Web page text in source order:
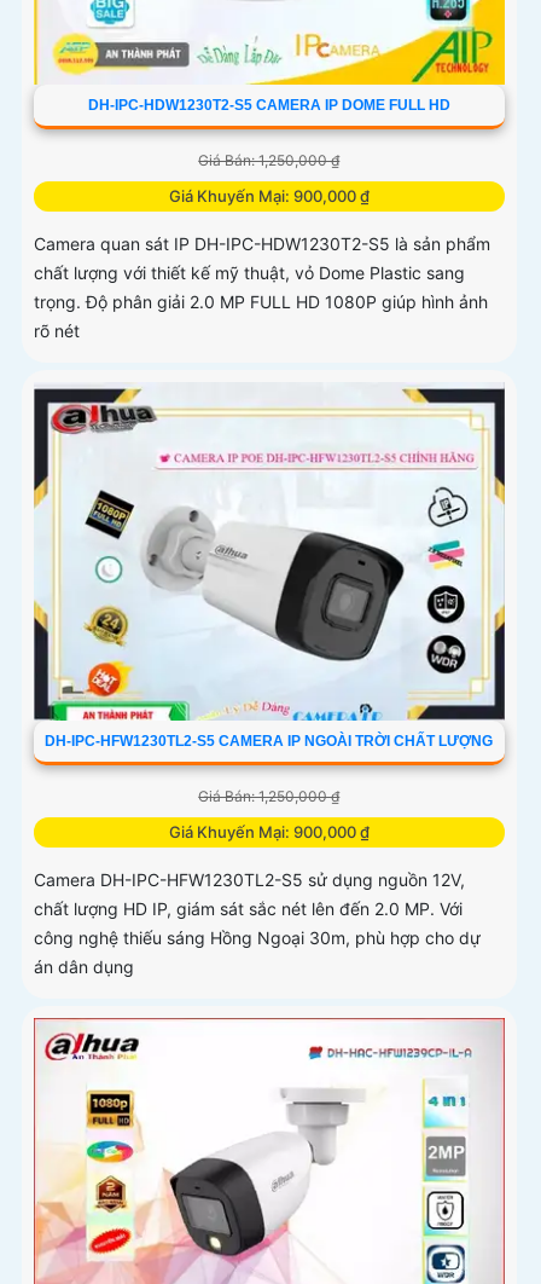
DH-IPC-HDW1230T2-S5 CAMERA IP DOME FULL HD
Giá Bán: 1,250,000 ₫
Giá Khuyến Mại: 900,000 ₫
Camera quan sát IP DH-IPC-HDW1230T2-S5 là sản phẩm
chất lượng với thiết kế mỹ thuật, vỏ Dome Plastic sang
trọng. Độ phân giải 2.0 MP FULL HD 1080P giúp hình ảnh
rõ nét
DH-IPC-HFW1230TL2-S5 CAMERA IP NGOÀI TRỜI CHẤT LƯỢNG
Giá Bán: 1,250,000 ₫
Giá Khuyến Mại: 900,000 ₫
Camera DH-IPC-HFW1230TL2-S5 sử dụng nguồn 12V,
chất lượng HD IP, giám sát sắc nét lên đến 2.0 MP. Với
công nghệ thiếu sáng Hồng Ngoại 30m, phù hợp cho dự
án dân dụng